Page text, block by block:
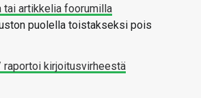
tai artikkelia foorumilla
puolella toistakseksi pois
raportoi kirjoitusvirheestä